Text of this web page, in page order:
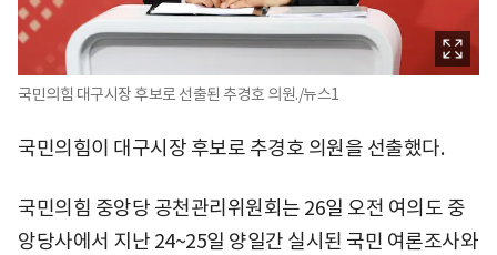
국민의힘 대구시장 후보로 선출된 추경호 의원./뉴스1
국민의힘이 대구시장 후보로 추경호 의원을 선출했다.
국민의힘 중앙당 공천관리위원회는 26일 오전 여의도 중
앙당사에서 지난 24~25일 양일간 실시된 국민 여론조사와